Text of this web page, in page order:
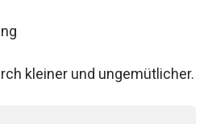
kleiner und ungemütlicher.